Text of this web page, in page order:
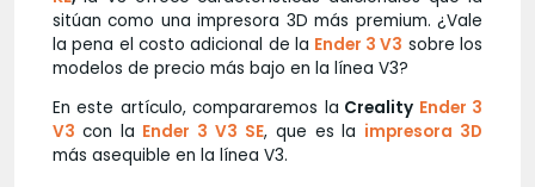
sitúan como una impresora 3D más premium. ¿Vale
la pena el costo adicional de la Ender 3 V3 sobre los
modelos de precio más bajo en la línea V3?
En este artículo, compararemos la Creality Ender 3
V3 con la Ender 3 V3 SE, que es la impresora 3D
más asequible en la línea V3.